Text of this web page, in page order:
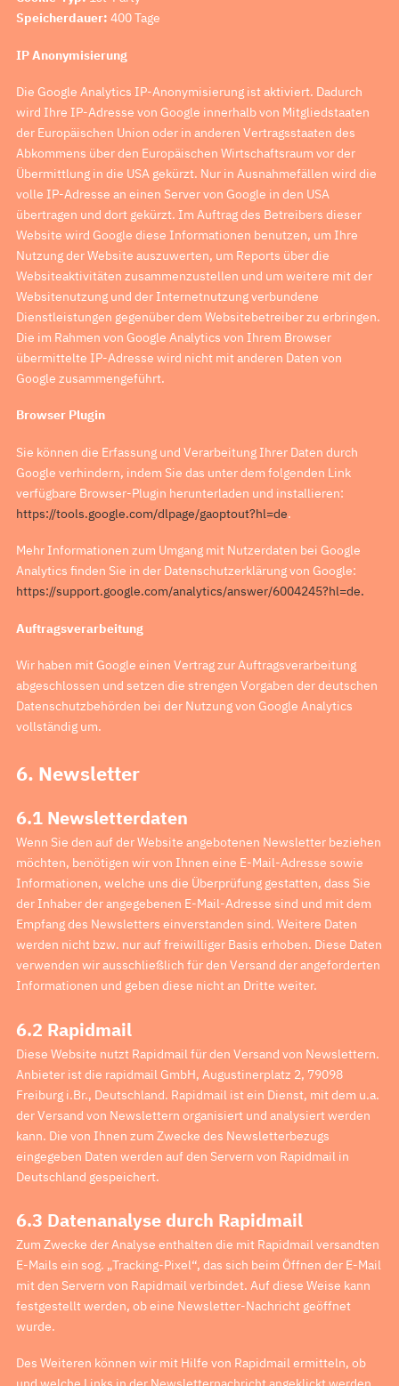
Speicherdauer: 400 Tage
IP Anonymisierung
Die Google Analytics IP-Anonymisierung ist aktiviert. Dadurch
wird Ihre IP-Adresse von Google innerhalb von Mitgliedstaaten
der Europäischen Union oder in anderen Vertragsstaaten des
Abkommens über den Europäischen Wirtschaftsraum vor der
Übermittlung in die USA gekürzt. Nur in Ausnahmefällen wird die
volle IP-Adresse an einen Server von Google in den USA
übertragen und dort gekürzt. Im Auftrag des Betreibers dieser
Website wird Google diese Informationen benutzen, um Ihre
Nutzung der Website auszuwerten, um Reports über die
Websiteaktivitäten zusammenzustellen und um weitere mit der
Websitenutzung und der Internetnutzung verbundene
Dienstleistungen gegenüber dem Websitebetreiber zu erbringen.
Die im Rahmen von Google Analytics von Ihrem Browser
übermittelte IP-Adresse wird nicht mit anderen Daten von
Google zusammengeführt.
Browser Plugin
Sie können die Erfassung und Verarbeitung Ihrer Daten durch
Google verhindern, indem Sie das unter dem folgenden Link
verfügbare Browser-Plugin herunterladen und installieren:
https://tools.google.com/dlpage/gaoptout?hl=de.
Mehr Informationen zum Umgang mit Nutzerdaten bei Google
Analytics finden Sie in der Datenschutzerklärung von Google:
https://support.google.com/analytics/answer/6004245?hl=de.
Auftragsverarbeitung
Wir haben mit Google einen Vertrag zur Auftragsverarbeitung
abgeschlossen und setzen die strengen Vorgaben der deutschen
Datenschutzbehörden bei der Nutzung von Google Analytics
vollständig um.
6. Newsletter
6.1 Newsletterdaten
Wenn Sie den auf der Website angebotenen Newsletter beziehen
möchten, benötigen wir von Ihnen eine E-Mail-Adresse sowie
Informationen, welche uns die Überprüfung gestatten, dass Sie
der Inhaber der angegebenen E-Mail-Adresse sind und mit dem
Empfang des Newsletters einverstanden sind. Weitere Daten
werden nicht bzw. nur auf freiwilliger Basis erhoben. Diese Daten
verwenden wir ausschließlich für den Versand der angeforderten
Informationen und geben diese nicht an Dritte weiter.
6.2 Rapidmail
Diese Website nutzt Rapidmail für den Versand von Newslettern.
Anbieter ist die rapidmail GmbH, Augustinerplatz 2, 79098
Freiburg i.Br., Deutschland. Rapidmail ist ein Dienst, mit dem u.a.
der Versand von Newslettern organisiert und analysiert werden
kann. Die von Ihnen zum Zwecke des Newsletterbezugs
eingegeben Daten werden auf den Servern von Rapidmail in
Deutschland gespeichert.
6.3 Datenanalyse durch Rapidmail
Zum Zwecke der Analyse enthalten die mit Rapidmail versandten
E-Mails ein sog. „Tracking-Pixel“, das sich beim Öffnen der E-Mail
mit den Servern von Rapidmail verbindet. Auf diese Weise kann
festgestellt werden, ob eine Newsletter-Nachricht geöffnet
wurde.
Des Weiteren können wir mit Hilfe von Rapidmail ermitteln, ob